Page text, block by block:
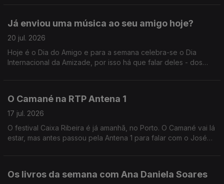
Já enviou uma música ao seu amigo hoje?
20 jul. 2026
Hoje é o Dia do Amigo e para a semana celebra-se o Dia
Internacional da Amizade, por isso há que falar deles - dos
O Camané na RTP Antena 1
17 jul. 2026
O festival Caixa Ribeira é já amanhã, no Porto. O Camané vai lá
estar, mas antes passou pela Antena 1 para falar com o José
Os livros da semana com Ana Daniela Soares